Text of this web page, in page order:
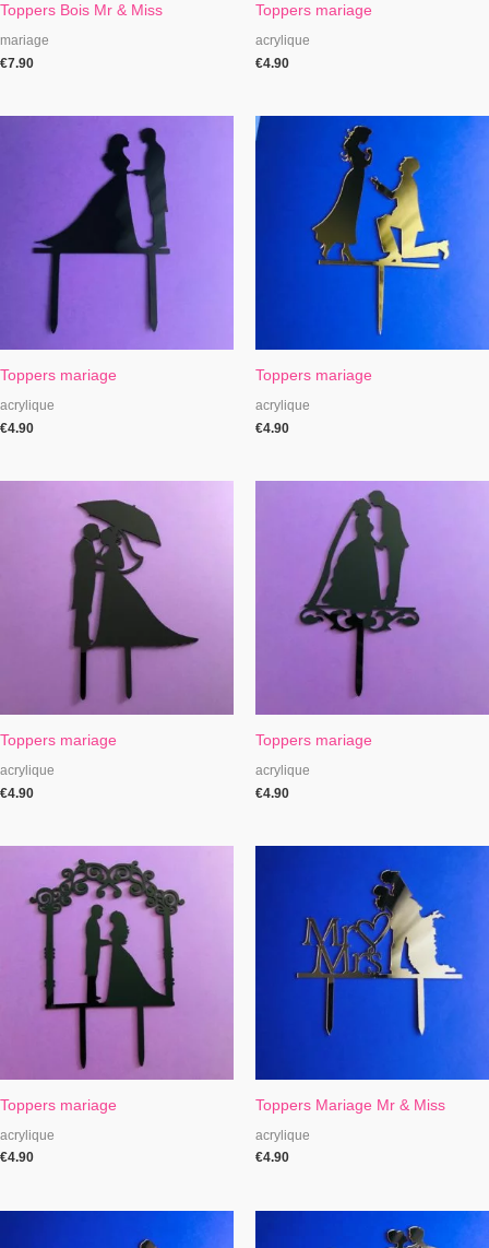
Toppers Bois Mr & Miss
mariage
€7.90
Toppers mariage
acrylique
€4.90
Toppers mariage
acrylique
€4.90
Toppers mariage
acrylique
€4.90
Toppers mariage
acrylique
€4.90
Toppers mariage
acrylique
€4.90
Toppers mariage
acrylique
€4.90
Toppers Mariage Mr & Miss
acrylique
€4.90